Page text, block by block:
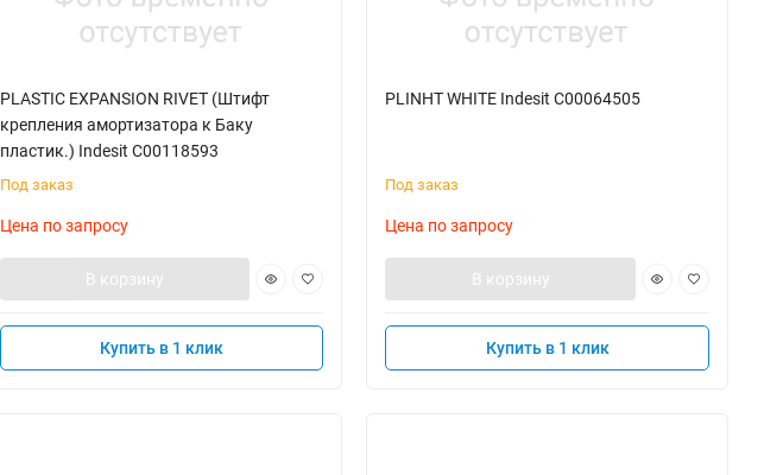
PLASTIC EXPANSION RIVET (Штифт
крепления амортизатора к Баку
пластик.) Indesit C00118593
Под заказ
Цена по запросу
В корзину
Купить в 1 клик
PLINHT WHITE Indesit C00064505
Под заказ
Цена по запросу
В корзину
Купить в 1 клик